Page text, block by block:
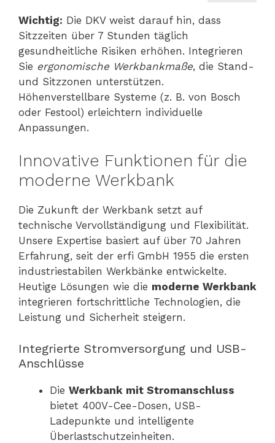
Wichtig: Die DKV weist darauf hin, dass
Sitzzeiten über 7 Stunden täglich
gesundheitliche Risiken erhöhen. Integrieren
Sie ergonomische Werkbankmaße, die Stand-
und Sitzzonen unterstützen.
Höhenverstellbare Systeme (z. B. von Bosch
oder Festool) erleichtern individuelle
Anpassungen.
Innovative Funktionen für die
moderne Werkbank
Die Zukunft der Werkbank setzt auf
technische Vervollständigung und Flexibilität.
Unsere Expertise basiert auf über 70 Jahren
Erfahrung, seit der erfi GmbH 1955 die ersten
industriestabilen Werkbänke entwickelte.
Heutige Lösungen wie die moderne Werkbank
integrieren fortschrittliche Technologien, die
Leistung und Sicherheit steigern.
Integrierte Stromversorgung und USB-
Anschlüsse
Die Werkbank mit Stromanschluss
bietet 400V-Cee-Dosen, USB-
Ladepunkte und intelligente
Überlastschutzeinheiten.